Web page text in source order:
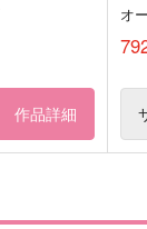
作品詳細
古
玉
作品詳細
オ